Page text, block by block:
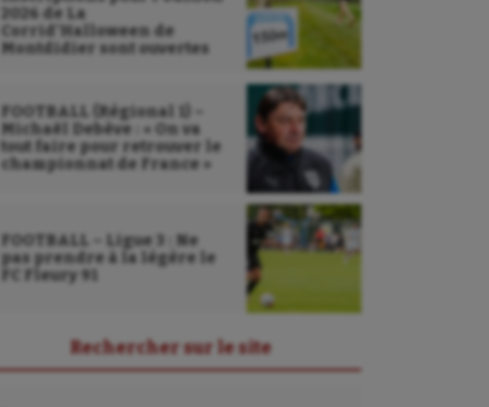
2026 de La
Corrid’Halloween de
Montdidier sont ouvertes
FOOTBALL (Régional 1) –
Michaël Debève : « On va
tout faire pour retrouver le
championnat de France »
FOOTBALL – Ligue 3 : Ne
pas prendre à la légère le
FC Fleury 91
Rechercher sur le site